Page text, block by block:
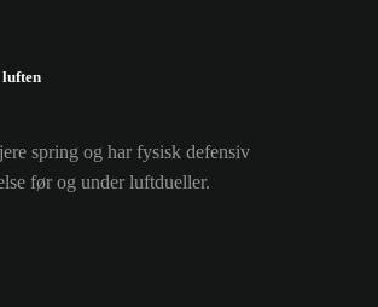
spring og har fysisk defensiv
før og under luftdueller.